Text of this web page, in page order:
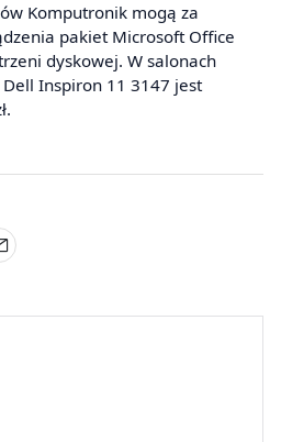
Komputronik mogą za
pakiet Microsoft Office
dyskowej. W salonach
Inspiron 11 3147 jest